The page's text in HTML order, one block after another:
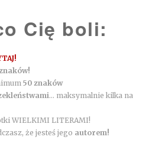
Cię boli:
50 znaków
... maksymalnie kilka na
WIELKIMI LITERAMI!
że jesteś jego autorem!